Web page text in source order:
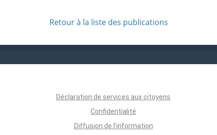
Retour à la liste des publications
Déclaration de services aux citoyens
Confidentialité
Diffusion de l'information